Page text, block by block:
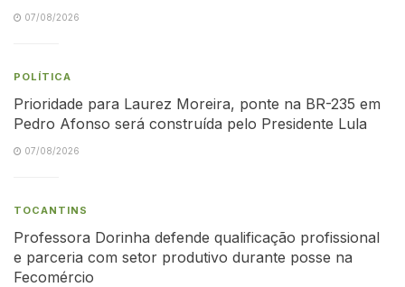
07/08/2026
POLÍTICA
Prioridade para Laurez Moreira, ponte na BR-235 em
Pedro Afonso será construída pelo Presidente Lula
07/08/2026
TOCANTINS
Professora Dorinha defende qualificação profissional
e parceria com setor produtivo durante posse na
Fecomércio